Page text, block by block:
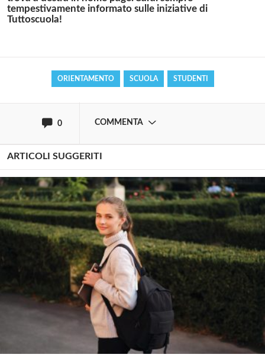
tempestivamente informato sulle iniziative di
Tuttoscuola!
ORIENTAMENTO SCUOLA STUDENTI
0 COMMENTA
commentare!
ARTICOLI SUGGERITI